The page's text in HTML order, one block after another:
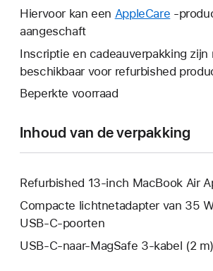
nieuw
venster
geopend.
wordt
nieuw
venster
geopend.
Hiervoor kan een AppleCare
er
een
-
aangeschaft
Inscriptie en cadeauverpakking zijn
beschikbaar voor refurbished
Beperkte voorraad
Inhoud van de verpakking
Refurbished 13-inch MacBook Air
Compacte lichtnetadapter van 35
USB‑C-poorten
USB‑C-naar-MagSafe 3-kabel (2 m)